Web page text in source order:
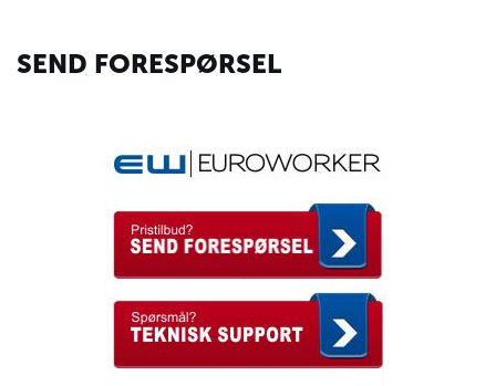
SEND FORESPØRSEL